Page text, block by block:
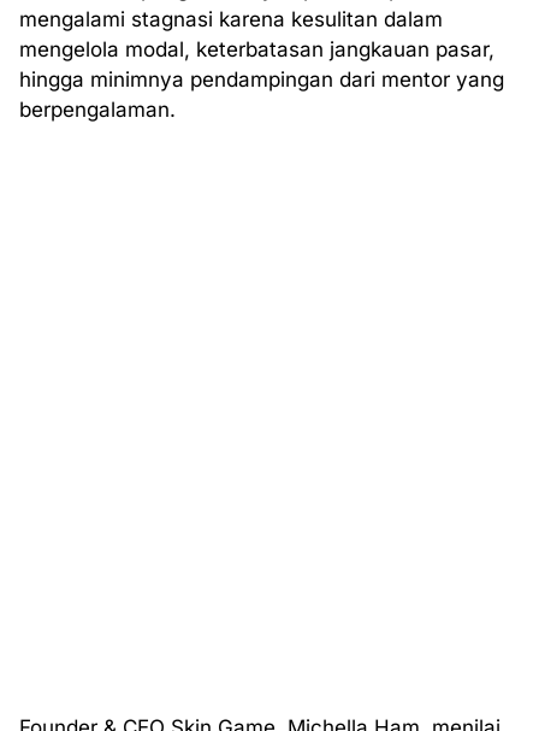
mengalami stagnasi karena kesulitan dalam
mengelola modal, keterbatasan jangkauan pasar,
hingga minimnya pendampingan dari mentor yang
berpengalaman.